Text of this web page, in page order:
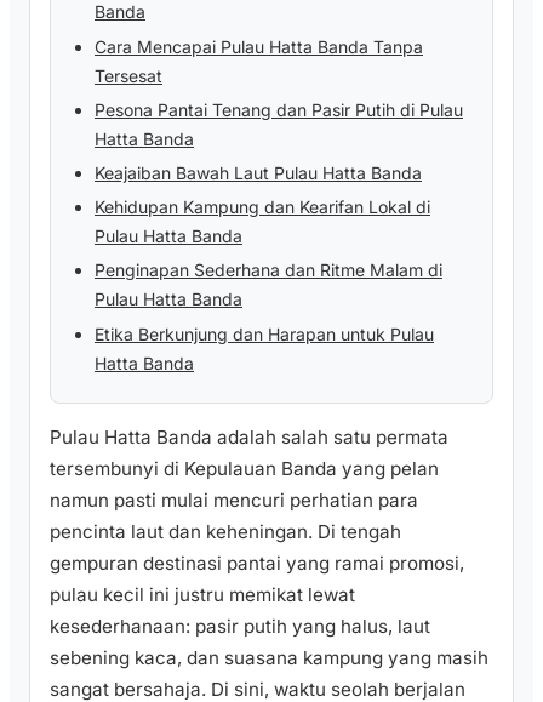
Banda
Cara Mencapai Pulau Hatta Banda Tanpa
Tersesat
Pesona Pantai Tenang dan Pasir Putih di Pulau
Hatta Banda
Keajaiban Bawah Laut Pulau Hatta Banda
Kehidupan Kampung dan Kearifan Lokal di
Pulau Hatta Banda
Penginapan Sederhana dan Ritme Malam di
Pulau Hatta Banda
Etika Berkunjung dan Harapan untuk Pulau
Hatta Banda
Pulau Hatta Banda adalah salah satu permata
tersembunyi di Kepulauan Banda yang pelan
namun pasti mulai mencuri perhatian para
pencinta laut dan keheningan. Di tengah
gempuran destinasi pantai yang ramai promosi,
pulau kecil ini justru memikat lewat
kesederhanaan: pasir putih yang halus, laut
sebening kaca, dan suasana kampung yang masih
sangat bersahaja. Di sini, waktu seolah berjalan